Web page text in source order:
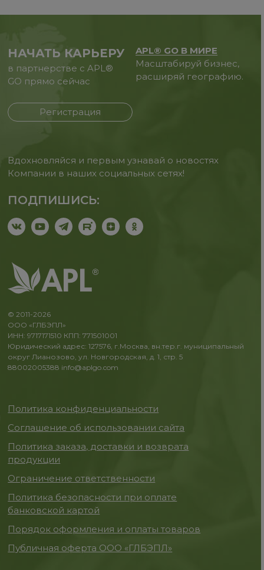
НАЧАТЬ КАРЬЕРУ
в партнерстве с APL®
GO прямо сейчас
Регистрация
APL® GO В МИРЕ
Масштабируй бизнес,
расширяй географию.
Вдохновляйся и первым узнавай о новостях
Компании в наших социальных сетях!
ПОДПИШИСЬ:
© 2011-2026
ООО «ГЛБЭПЛ»
ИНН: 9717171510 КПП: 771501001
Юридический адрес: 127576, г.Москва, вн.тер.г. муниципальный
округ Лианозово, ул. Новгородская, д. 1, стр. 5
88002005388 info@aplgo.com
Политика конфиденциальности
Соглашение об использовании сайта
Политика заказа, доставки и возврата
продукции
Ограничение ответственности
Политика безопасности при оплате
банковской картой
Порядок оформления и оплаты товаров
Публичная оферта ООО «ГЛБЭПЛ»